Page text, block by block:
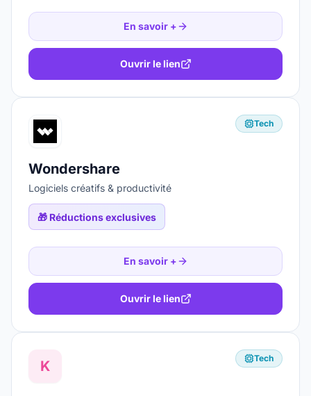
En savoir +
Ouvrir le lien
Tech
Wondershare
Logiciels créatifs & productivité
🎁 Réductions exclusives
En savoir +
Ouvrir le lien
K Tech